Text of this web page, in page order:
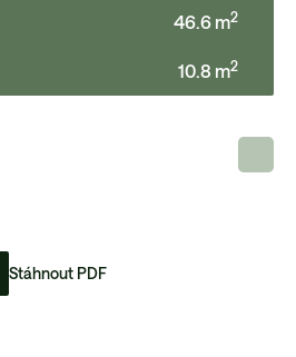
46.6 m2
10.8 m2
Stáhnout PDF